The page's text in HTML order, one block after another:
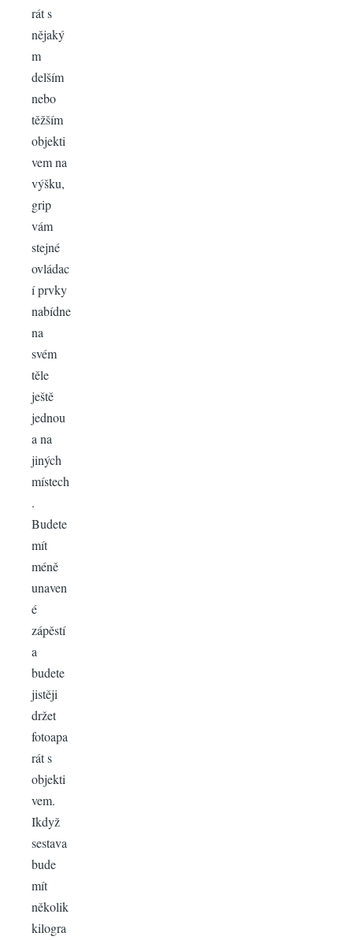
rát s
nějaký
m
delším
nebo
těžším
objekti
vem na
výšku,
grip
vám
stejné
ovládac
í prvky
nabídne
na
svém
těle
ještě
jednou
a na
jiných
místech
.
Budete
mít
méně
unaven
é
zápěstí
a
budete
jistěji
držet
fotoapa
rát s
objekti
vem.
Ikdyž
sestava
bude
mít
několik
kilogra